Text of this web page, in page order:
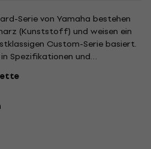
Serie von Yamaha bestehen
(Kunststoff) und weisen ein
Custom-Serie basiert.
Spezifikationen und
hervorragendes Preis-Leistungs-
Serie sind etwas kürzer als die